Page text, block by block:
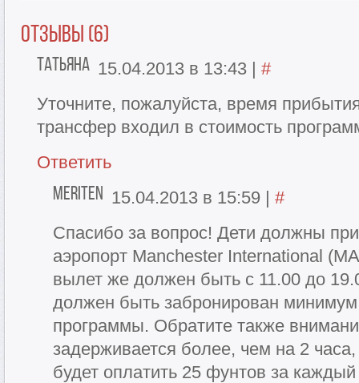
Отзывы (6)
Татьяна 15.04.2013 в 13:43 | #
Уточните, пожалуйста, время
трансфер входил в стоимость
Ответить
Meriten 15.04.2013 в 15:59 | #
Спасибо за вопрос! Дети должны
аэропорт Manchester International
вылет же должен быть с 11.00 до
должен быть забронирован
программы. Обратите также
задерживается более, чем на 2
будет оплатить 25 фунтов за